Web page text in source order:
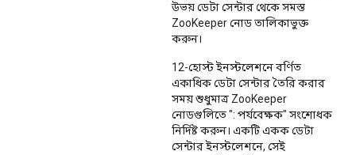
উভয় ডেটা সেন্টার থেকে সমস্ত
ZooKeeper নোড তালিকাভুক্ত
করুন।
12-হোস্ট ইনস্টলেশনে বর্ণিত
একাধিক ডেটা সেন্টার তৈরি করার
সময় শুধুমাত্র ZooKeeper
নোডগুলিতে ": পর্যবেক্ষক" সংশোধক
নির্দিষ্ট করুন। একটি একক ডেটা
সেন্টার ইনস্টলেশনে, সেই